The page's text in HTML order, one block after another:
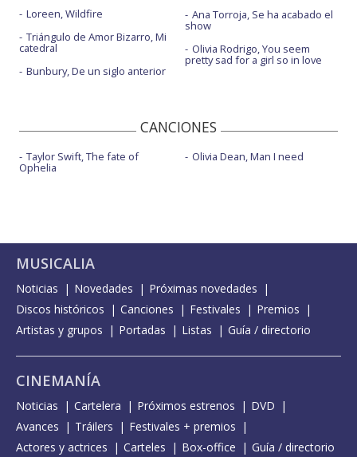
Loreen, Wildfire
Triángulo de Amor Bizarro, Mi
catedral
Bunbury, De un siglo anterior
Ana Torroja, Se ha acabado el
show
Olivia Rodrigo, You seem
pretty sad for a girl so in love
CANCIONES
Taylor Swift, The fate of
Ophelia
Olivia Dean, Man I need
MUSICALIA
Noticias Novedades
Próximas novedades
Discos históricos
Canciones Festivales
Premios
Artistas y grupos
Portadas Listas Guía / directorio
CINEMANÍA
Noticias Cartelera Próximos estrenos
DVD
Avances
Tráilers
Festivales + premios
Actores y actrices
Carteles Box-office Guía / directorio